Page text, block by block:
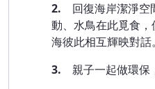
2. 回復海岸潔淨空
動、水鳥在此覓食
海彼此相互輝映對話。
3. 親子一起做環保